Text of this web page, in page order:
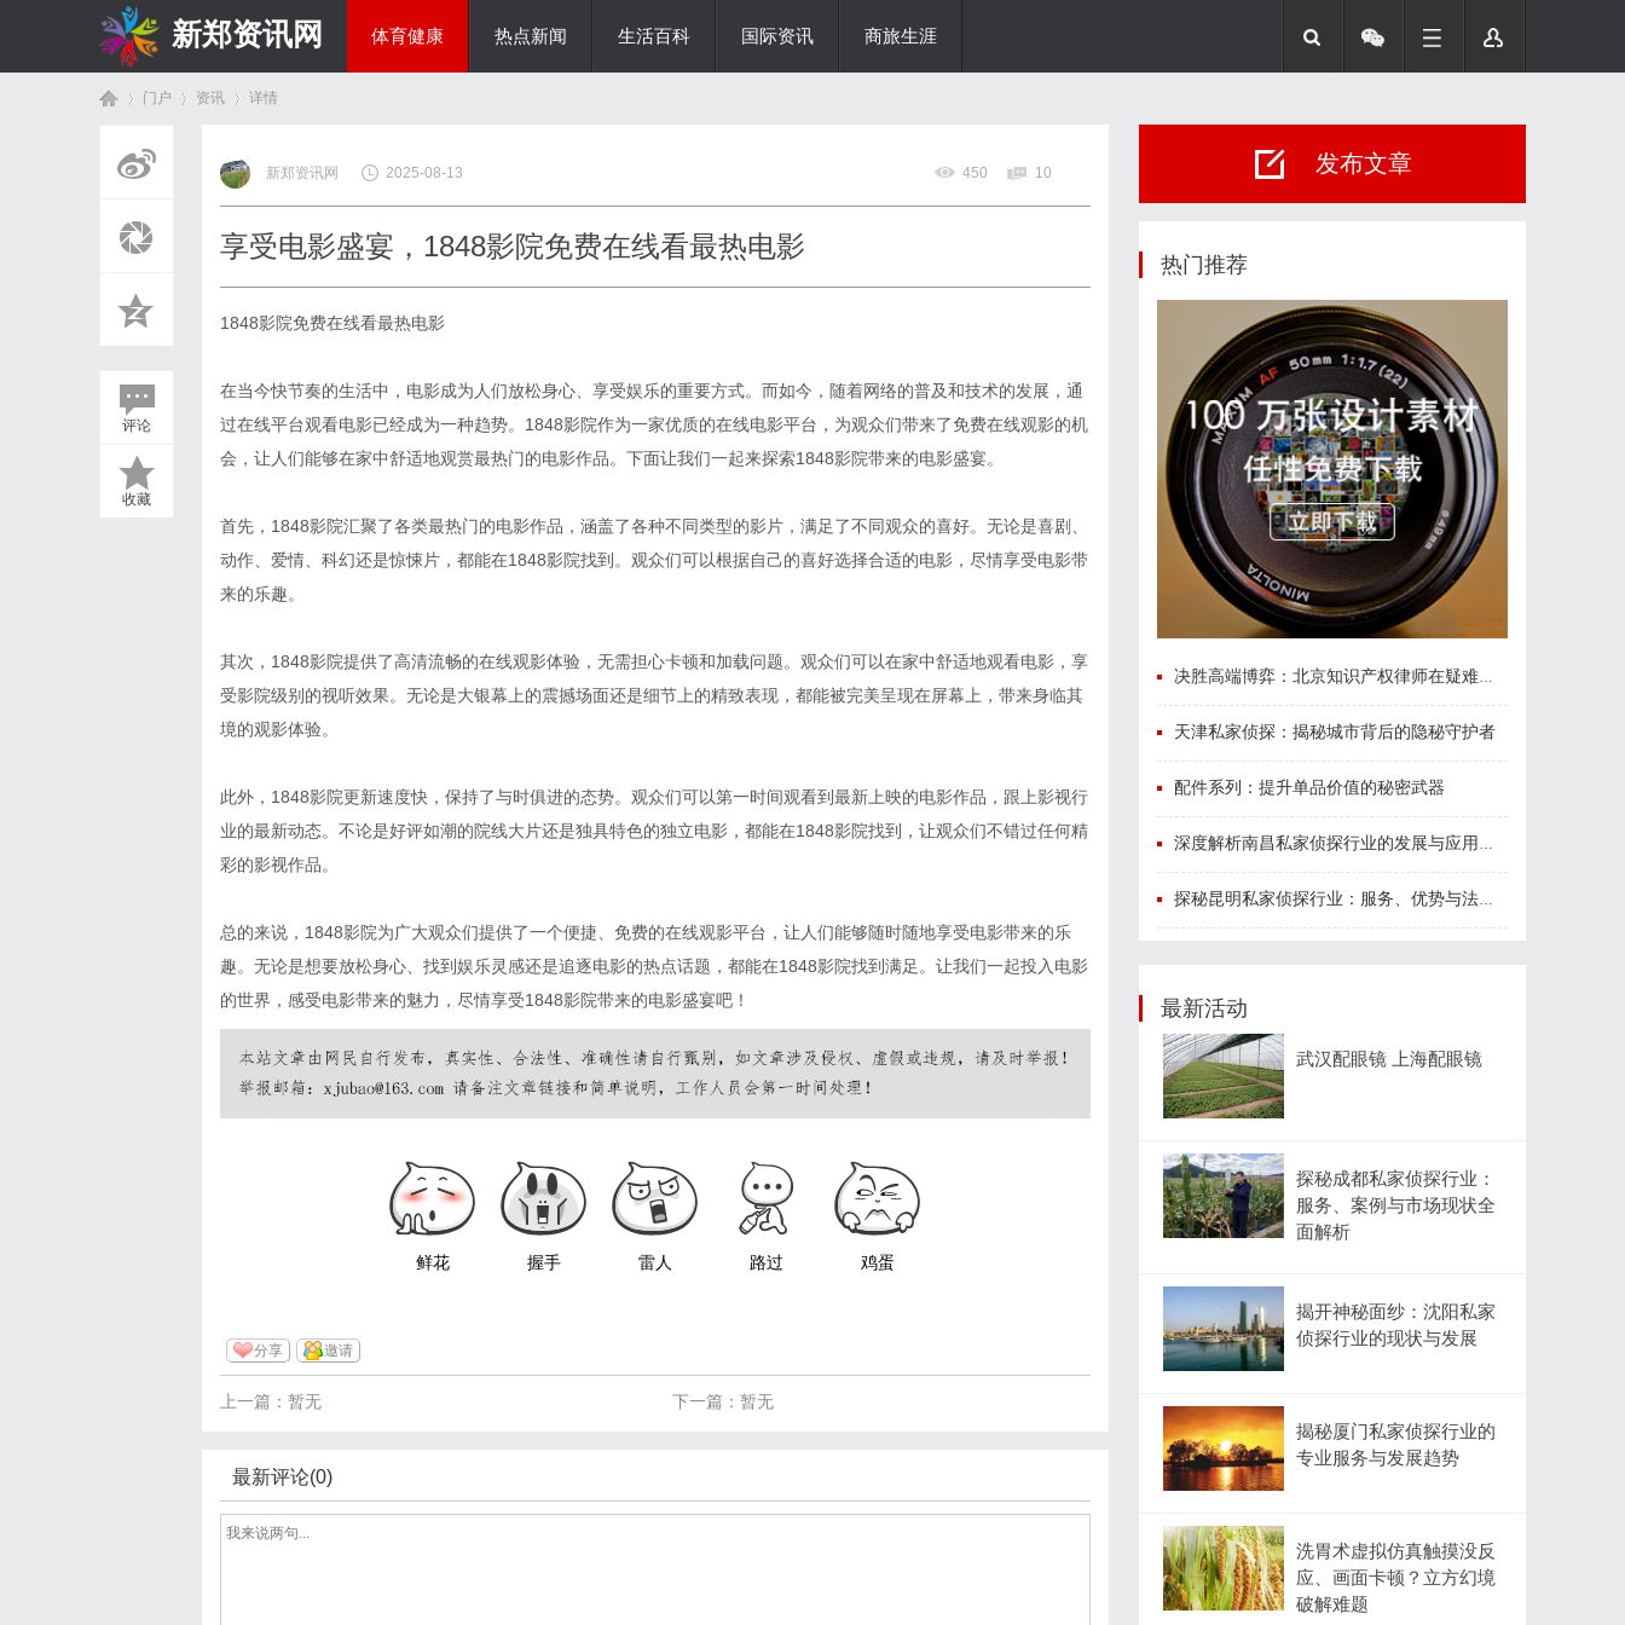
新郑资讯网 体育健康 热点新闻 生活百科 国际资讯 商旅生涯
门户 资讯
›
详情
评论
收藏
新郑资讯网 2025-08-13 450 10
享受电影盛宴，1848影院免费在线看最热电影
1848影院免费在线看最热电影
在当今快节奏的生活中，电影成为人们放松身心、享受娱乐的重要方式。而如今，随着网络的普及和技术的发展，通
过在线平台观看电影已经成为一种趋势。1848影院作为一家优质的在线电影平台，为观众们带来了免费在线观影的机
会，让人们能够在家中舒适地观赏最热门的电影作品。下面让我们一起来探索1848影院带来的电影盛宴。
首先，1848影院汇聚了各类最热门的电影作品，涵盖了各种不同类型的影片，满足了不同观众的喜好。无论是喜剧、
动作、爱情、科幻还是惊悚片，都能在1848影院找到。观众们可以根据自己的喜好选择合适的电影，尽情享受电影带
来的乐趣。
其次，1848影院提供了高清流畅的在线观影体验，无需担心卡顿和加载问题。观众们可以在家中舒适地观看电影，享
受影院级别的视听效果。无论是大银幕上的震撼场面还是细节上的精致表现，都能被完美呈现在屏幕上，带来身临其
境的观影体验。
此外，1848影院更新速度快，保持了与时俱进的态势。观众们可以第一时间观看到最新上映的电影作品，跟上影视行
业的最新动态。不论是好评如潮的院线大片还是独具特色的独立电影，都能在1848影院找到，让观众们不错过任何精
彩的影视作品。
总的来说，1848影院为广大观众们提供了一个便捷、免费的在线观影平台，让人们能够随时随地享受电影带来的乐
趣。无论是想要放松身心、找到娱乐灵感还是追逐电影的热点话题，都能在1848影院找到满足。让我们一起投入电影
的世界，感受电影带来的魅力，尽情享受1848影院带来的电影盛宴吧！
鲜花 握手 雷人 路过 鸡蛋
分享 邀请
下一篇：暂无
上一篇：暂无
最新评论(0)
发布文章
热门推荐
决胜高端博弈：北京知识产权律师在疑难复杂案件中的破局之道
天津私家侦探：揭秘城市背后的隐秘守护者
配件系列：提升单品价值的秘密武器
深度解析南昌私家侦探行业的发展与应用现状
探秘昆明私家侦探行业：服务、优势与法律守护
最新活动
武汉配眼镜 上海配眼镜
探秘成都私家侦探行业：
服务、案例与市场现状全
面解析
揭开神秘面纱：沈阳私家
侦探行业的现状与发展
揭秘厦门私家侦探行业的
专业服务与发展趋势
洗胃术虚拟仿真触摸没反
应、画面卡顿？立方幻境
破解难题